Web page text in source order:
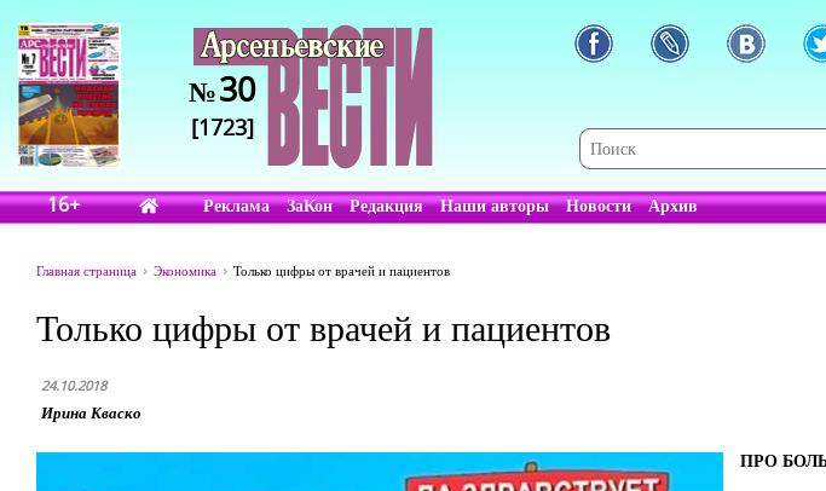
№30
[1723]
16+ Реклама ЗаКон Редакция Наши авторы Новости Архив
Главная страница Экономика Только цифры от врачей и пациентов
Только цифры от врачей и пациентов
24.10.2018
Ирина Кваско
ПРО